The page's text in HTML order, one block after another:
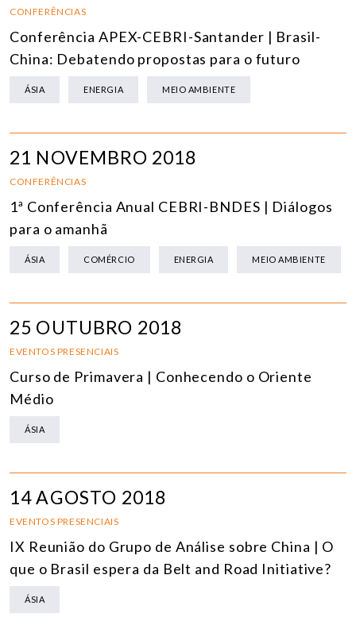
CONFERÊNCIAS
Conferência APEX-CEBRI-Santander | Brasil-
China: Debatendo propostas para o futuro
ÁSIA ENERGIA MEIO AMBIENTE
21 NOVEMBRO 2018
CONFERÊNCIAS
1ª Conferência Anual CEBRI-BNDES | Diálogos
para o amanhã
ÁSIA COMÉRCIO ENERGIA MEIO AMBIENTE
25 OUTUBRO 2018
EVENTOS PRESENCIAIS
Curso de Primavera | Conhecendo o Oriente
Médio
ÁSIA
14 AGOSTO 2018
EVENTOS PRESENCIAIS
IX Reunião do Grupo de Análise sobre China | O
que o Brasil espera da Belt and Road Initiative?
ÁSIA